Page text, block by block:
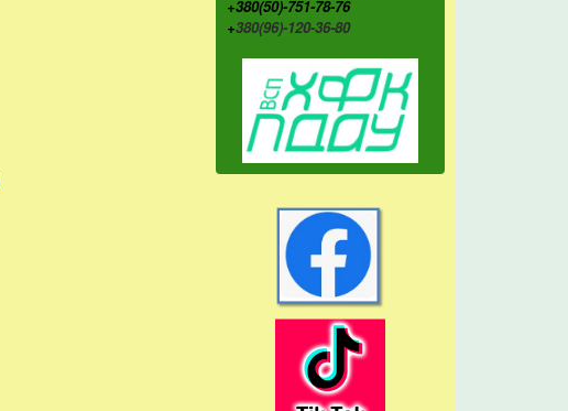
+380(50)-751-78-76
+380(96)-120-36-80